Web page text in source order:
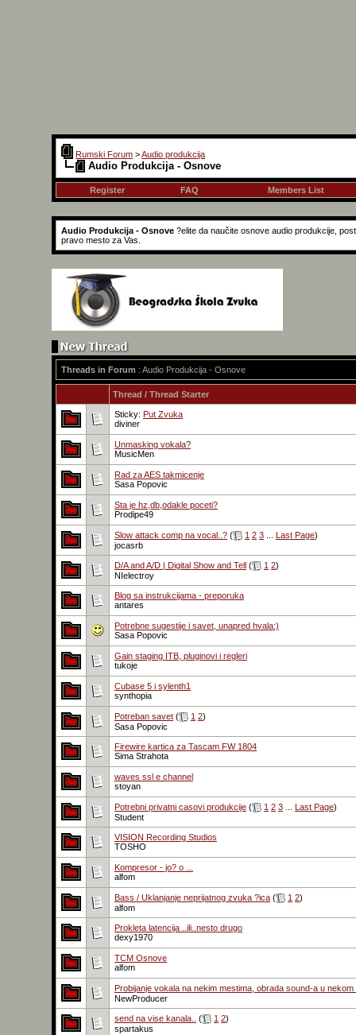
Rumski Forum >Audio produkcija
Audio Produkcija - Osnove
Register FAQ Members List
Audio Produkcija - Osnove ?elite da naučite osnove audio produkcije,
pravo mesto za Vas.
Threads in Forum : Audio Produkcija - Osnove
Thread / Thread Starter
Sticky: Put Zvuka
diviner
Unmasking vokala?
MusicMen
Rad za AES takmicenje
Sasa Popovic
Sta je hz,db,odakle poceti?
Prodipe49
Slow attack comp na vocal..? ( 1 2 3 Last Page)
jocasrb
D/A and A/D | Digital Show and Tell ( 1 2)
NIelectroy
Blog sa instrukcijama - preporuka
antares
Potrebne sugestije i savet, unapred hvala:)
Sasa Popovic
Gain staging ITB, pluginovi i regleri
tukoje
Cubase 5 i sylenth1
synthopia
Potreban savet ( 1 2)
Sasa Popovic
Firewire kartica za Tascam FW 1804
Sima Strahota
waves ssl e channel
stoyan
Potrebni privatni casovi produkcije ( 1 2 3 Last Page)
Student
VISION Recording Studios
TOSHO
Kompresor - jo? o ...
alfom
Bass / Uklanjanje neprijatnog zvuka ?ica ( 1 2)
alfom
Prokleta latencija ..ili..nesto drugo
dexy1970
TCM Osnove
alfom
Probijanje vokala na nekim mestima, obrada sound-a u
NewProducer
send na vise kanala.. ( 1 2)
spartakus